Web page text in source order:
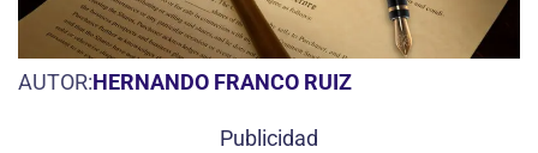
AUTOR:HERNANDO FRANCO RUIZ
Publicidad